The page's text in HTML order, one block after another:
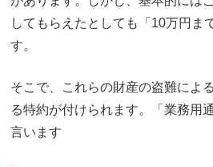
してもらえたとしても「10万円ま
す。
そこで、これらの財産の盗難によ
る特約が付けられます。「業務用
言います